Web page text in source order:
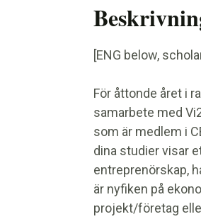
[ENG below,
För åttonde året i
samarbete med
som är medlem i
dina studier visar
entreprenörskap,
är nyfiken på
projekt/företag